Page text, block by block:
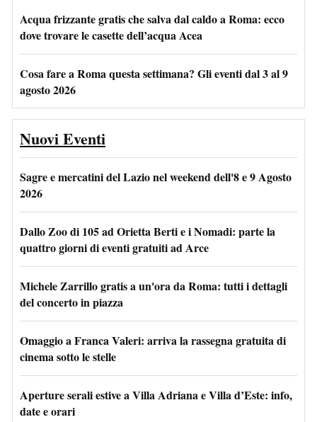
Acqua frizzante gratis che salva dal caldo a Roma: ecco
dove trovare le casette dell’acqua Acea
Cosa fare a Roma questa settimana? Gli eventi dal 3 al 9
agosto 2026
Nuovi Eventi
Sagre e mercatini del Lazio nel weekend dell'8 e 9 Agosto
2026
Dallo Zoo di 105 ad Orietta Berti e i Nomadi: parte la
quattro giorni di eventi gratuiti ad Arce
Michele Zarrillo gratis a un'ora da Roma: tutti i dettagli
del concerto in piazza
Omaggio a Franca Valeri: arriva la rassegna gratuita di
cinema sotto le stelle
Aperture serali estive a Villa Adriana e Villa d’Este: info,
date e orari